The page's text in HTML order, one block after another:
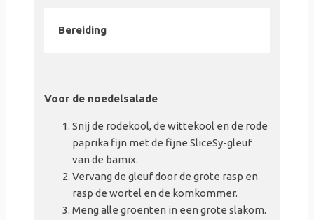
Bereiding
Voor de noedelsalade
Snij de rodekool, de wittekool en de rode
paprika fijn met de fijne SliceSy-gleuf
van de bamix.
Vervang de gleuf door de grote rasp en
rasp de wortel en de komkommer.
Meng alle groenten in een grote slakom.